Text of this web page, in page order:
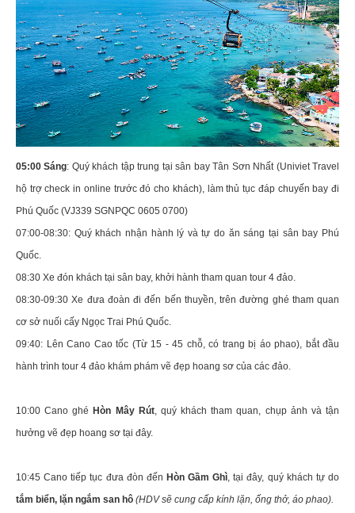
05:00 Sáng: Quý khách tập trung tại sân bay Tân Sơn Nhất (Univiet Travel
hộ trợ check in online trước đó cho khách), làm thủ tục đáp chuyến bay đi
Phú Quốc (VJ339 SGNPQC 0605 0700)
07:00-08:30: Quý khách nhận hành lý và tự do ăn sáng tại sân bay Phú
Quốc.
08:30 Xe đón khách tại sân bay, khởi hành tham quan tour 4 đảo.
08:30-09:30 Xe đưa đoàn đi đến bến thuyền, trên đường ghé tham quan
cơ sở nuối cấy Ngọc Trai Phú Quốc.
09:40: Lên Cano Cao tốc (Từ 15 - 45 chỗ, có trang bị áo phao), bắt đầu
hành trình tour 4 đảo khám phám vẽ đẹp hoang sơ của các đảo.
10:00 Cano ghé Hòn Mây Rút, quý khách tham quan, chụp ảnh và tận
hưởng vẽ đẹp hoang sơ tại đây.
10:45 Cano tiếp tục đưa đòn đến Hòn Gầm Ghì, tại đây, quý khách tự do
tắm biển, lặn ngắm san hô (HDV sẽ cung cấp kính lặn, ống thở, áo phao).